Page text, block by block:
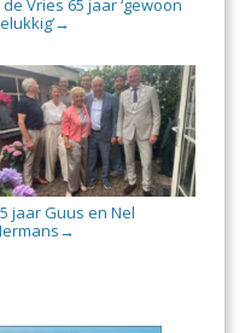
de Vries 65 jaar ‘gewoon
→
jaar Guus en Nel
→